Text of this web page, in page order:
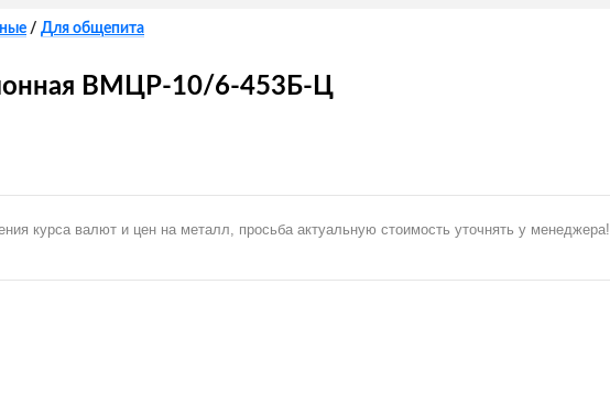
/ Для общепита
ВМЦР-10/6-453Б-Ц
курса валют и цен на металл, просьба актуальную стоимость уточнять у менеджера!